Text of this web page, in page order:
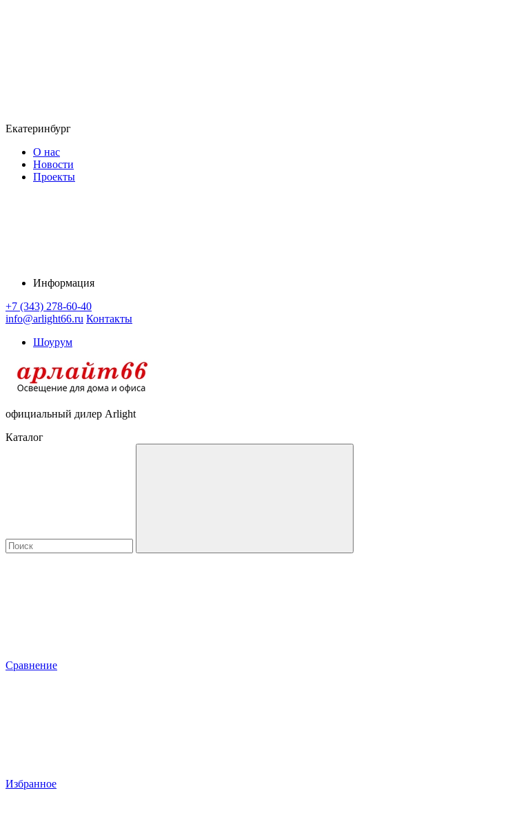
Екатеринбург
О нас
Новости
Проекты
Информация
+7 (343) 278-60-40
info@arlight66.ru Контакты
Шоурум
официальный дилер Arlight
Каталог
Сравнение
Избранное